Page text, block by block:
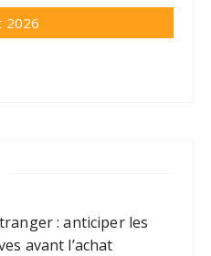
2026
: anticiper les
avant l’achat